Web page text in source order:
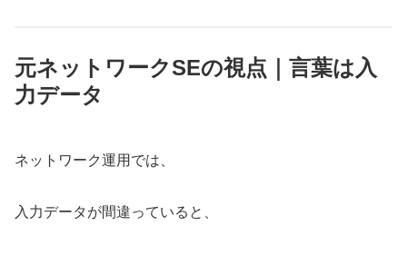
元ネットワークSEの視点｜言葉は入
力データ
ネットワーク運用では、
入力データが間違っていると、